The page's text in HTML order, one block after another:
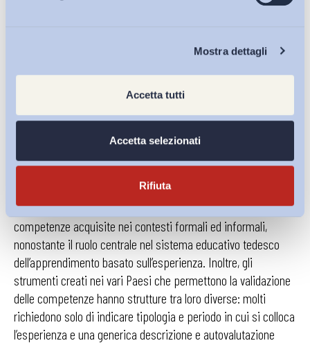
Mostra dettagli
Accetta tutti
Accetta selezionati
Rifiuta
trasferibilità delle competenze, non per la loro validazione,
parlare di un reale processo di certificazione in quanto
comuni riconducibili ai quadri nazionali delle qualifiche. Vi
best practice, quale il
ProfilPASS tedescoche, attraverso un percorso strutturato,
accerta e documenta le competenze legate alle attività della
attraverso percorsi formali. Anche in questo caso risulta
tuttavia assente un’integrazione reale e riconosciuta in quanto
l’attuale quadro delle qualificazioni tedesco non include le
competenze acquisite nei contesti formali ed informali,
nonostante il ruolo centrale nel sistema educativo tedesco
dell’apprendimento basato sull’esperienza. Inoltre, gli
strumenti creati nei vari Paesi che permettono la validazione
delle competenze hanno strutture tra loro diverse: molti
richiedono solo di indicare tipologia e periodo in cui si colloca
l’esperienza e una generica descrizione e autovalutazione